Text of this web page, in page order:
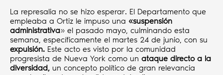
La represalia no se hizo esperar. El Departamento que
empleaba a Ortiz le impuso una «suspensión
administrativa» el pasado mayo, culminando esta
semana, específicamente el martes 24 de junio, con su
expulsión. Este acto es visto por la comunidad
progresista de Nueva York como un ataque directo a la
diversidad, un concepto político de gran relevancia